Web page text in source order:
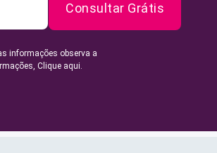
Consultar Grátis
informações observa a
Clique aqui.